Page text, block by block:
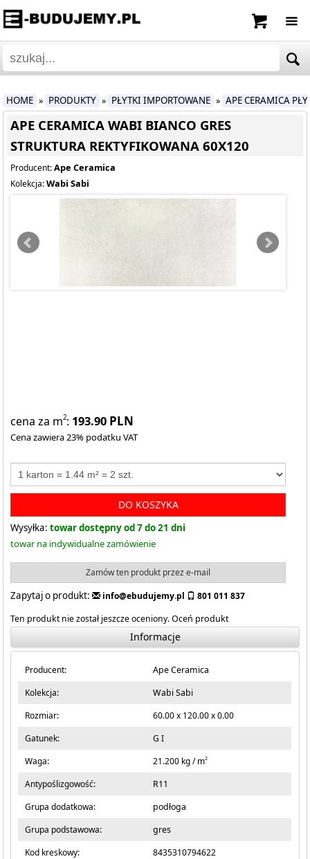
HOME » PRODUKTY » PŁYTKI IMPORTOWANE » APE CERAMICA
APE CERAMICA WABI BIANCO GRES
STRUKTURA REKTYFIKOWANA 60X120
Producent:Ape Ceramica
Kolekcja:Wabi Sabi
cena za m2: 193.90 PLN
Cena zawiera 23% podatku VAT
DO KOSZYKA
Wysyłka: towar dostępny od 7 do 21 dni
towar na indywidualne zamówienie
Zamów ten produkt przez e-mail
Zapytaj o produkt: info@ebudujemy.pl
801 011 837
Ten produkt nie został jeszcze oceniony.Oceń produkt
Informacje
Producent:
Ape Ceramica
Kolekcja:
Wabi Sabi
Rozmiar:
60.00 x 120.00 x 0.00
Gatunek:
G I
Waga:
21.200 kg / m2
Antypoślizgowość:
R11
Grupa dodatkowa:
podłoga
Grupa podstawowa:
gres
Kod kreskowy:
8435310794622